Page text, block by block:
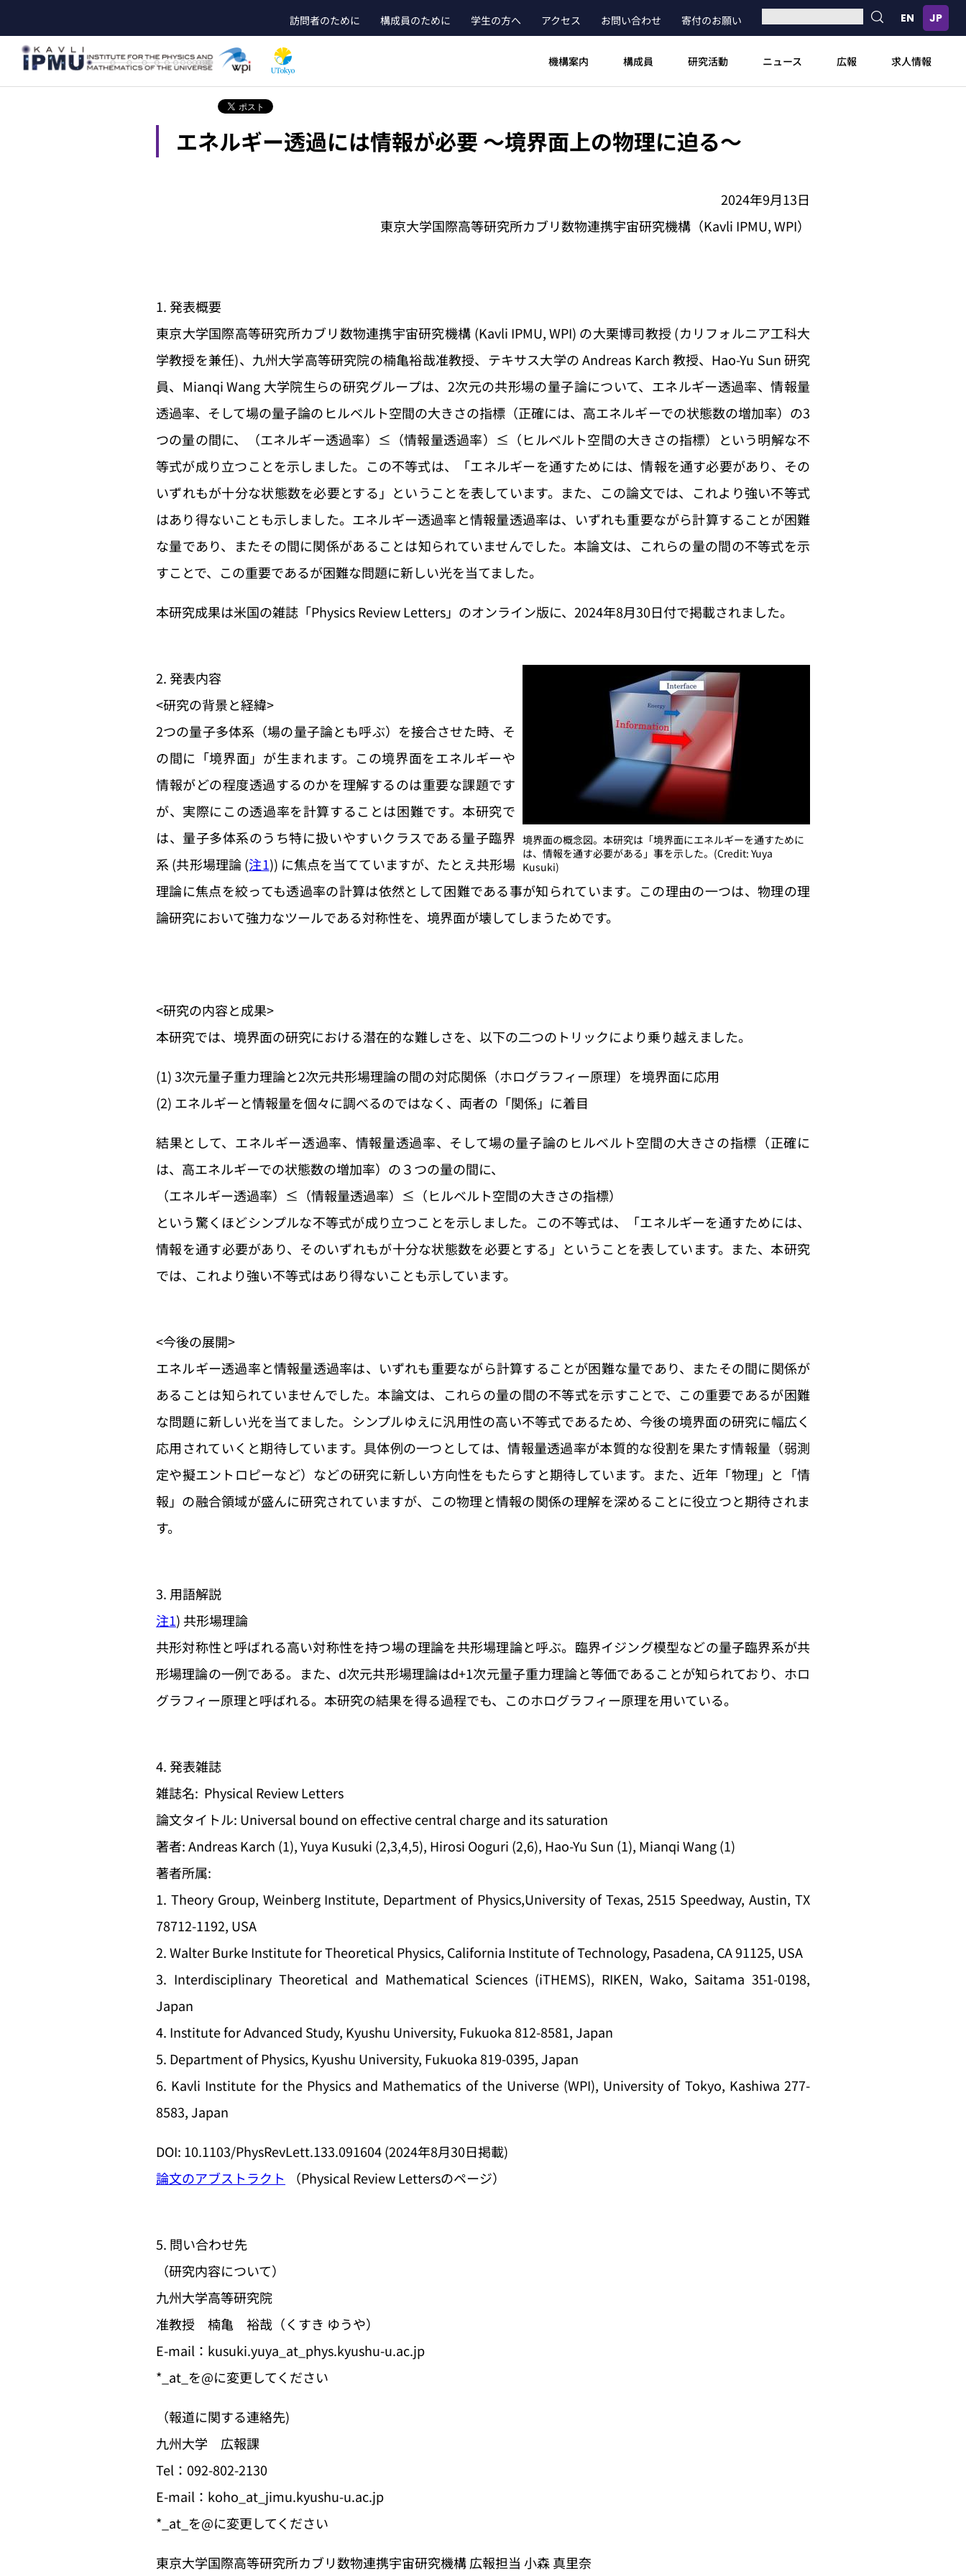
ン
テ
header_main_menu_contact
訪問者のために 構成員のために 学生の方へ アクセス お問い合わせ 寄付のお願い
機構案内 構成員 研究活動 ニュース 広報 求人情報
エネルギー透過には情報が必要 ～境界面上の物理に迫る～
2024年9月13日
東京大学国際高等研究所カブリ数物連携宇宙研究機構（Kavli IPMU, WPI）
1. 発表概要
東京大学国際高等研究所カブリ数物連携宇宙研究機構 (Kavli IPMU, WPI) の大栗博司教授 (カリフォルニア工科大
学教授を兼任)、九州大学高等研究院の楠亀裕哉准教授、テキサス大学の Andreas Karch 教授、Hao-Yu Sun 研究
員、Mianqi Wang 大学院生らの研究グループは、2次元の共形場の量子論について、エネルギー透過率、情報量
透過率、そして場の量子論のヒルベルト空間の大きさの指標（正確には、高エネルギーでの状態数の増加率）の3
つの量の間に、（エネルギー透過率）≤（情報量透過率）≤（ヒルベルト空間の大きさの指標）という明解な不
等式が成り立つことを示しました。この不等式は、「エネルギーを通すためには、情報を通す必要があり、その
いずれもが十分な状態数を必要とする」ということを表しています。また、この論文では、これより強い不等式
はあり得ないことも示しました。エネルギー透過率と情報量透過率は、いずれも重要ながら計算することが困難
な量であり、またその間に関係があることは知られていませんでした。本論文は、これらの量の間の不等式を示
すことで、この重要であるが困難な問題に新しい光を当てました。
本研究成果は米国の雑誌「Physics Review Letters」のオンライン版に、2024年8月30日付で掲載されました。
境界面の概念図。本研究は「境界面にエネルギーを通すために
は、情報を通す必要がある」事を示した。(Credit: Yuya
Kusuki)
2. 発表内容
<研究の背景と経緯>
2つの量子多体系（場の量子論とも呼ぶ）を接合させた時、そ
の間に「境界面」が生まれます。この境界面をエネルギーや
情報がどの程度透過するのかを理解するのは重要な課題です
が、実際にこの透過率を計算することは困難です。本研究で
は、量子多体系のうち特に扱いやすいクラスである量子臨界
系 (共形場理論 (注1)) に焦点を当てていますが、たとえ共形場
理論に焦点を絞っても透過率の計算は依然として困難である事が知られています。この理由の一つは、物理の理
論研究において強力なツールである対称性を、境界面が壊してしまうためです。
<研究の内容と成果>
本研究では、境界面の研究における潜在的な難しさを、以下の二つのトリックにより乗り越えました。
(1) 3次元量子重力理論と2次元共形場理論の間の対応関係（ホログラフィー原理）を境界面に応用
(2) エネルギーと情報量を個々に調べるのではなく、両者の「関係」に着目
結果として、エネルギー透過率、情報量透過率、そして場の量子論のヒルベルト空間の大きさの指標（正確に
は、高エネルギーでの状態数の増加率）の３つの量の間に、
（エネルギー透過率）≤（情報量透過率）≤（ヒルベルト空間の大きさの指標）
という驚くほどシンプルな不等式が成り立つことを示しました。この不等式は、「エネルギーを通すためには、
情報を通す必要があり、そのいずれもが十分な状態数を必要とする」ということを表しています。また、本研究
では、これより強い不等式はあり得ないことも示しています。
<今後の展開>
エネルギー透過率と情報量透過率は、いずれも重要ながら計算することが困難な量であり、またその間に関係が
あることは知られていませんでした。本論文は、これらの量の間の不等式を示すことで、この重要であるが困難
な問題に新しい光を当てました。シンプルゆえに汎用性の高い不等式であるため、今後の境界面の研究に幅広く
応用されていくと期待しています。具体例の一つとしては、情報量透過率が本質的な役割を果たす情報量（弱測
定や擬エントロピーなど）などの研究に新しい方向性をもたらすと期待しています。また、近年「物理」と「情
報」の融合領域が盛んに研究されていますが、この物理と情報の関係の理解を深めることに役立つと期待されま
す。
3. 用語解説
注1) 共形場理論
共形対称性と呼ばれる高い対称性を持つ場の理論を共形場理論と呼ぶ。臨界イジング模型などの量子臨界系が共
形場理論の一例である。また、d次元共形場理論はd+1次元量子重力理論と等価であることが知られており、ホロ
グラフィー原理と呼ばれる。本研究の結果を得る過程でも、このホログラフィー原理を用いている。
4. 発表雑誌
雑誌名: Physical Review Letters
論文タイトル: Universal bound on effective central charge and its saturation
著者: Andreas Karch (1), Yuya Kusuki (2,3,4,5), Hirosi Ooguri (2,6), Hao-Yu Sun (1), Mianqi Wang (1)
著者所属:
1. Theory Group, Weinberg Institute, Department of Physics,University of Texas, 2515 Speedway, Austin, TX
78712-1192, USA
2. Walter Burke Institute for Theoretical Physics, California Institute of Technology, Pasadena, CA 91125, USA
3. Interdisciplinary Theoretical and Mathematical Sciences (iTHEMS), RIKEN, Wako, Saitama 351-0198,
Japan
4. Institute for Advanced Study, Kyushu University, Fukuoka 812-8581, Japan
5. Department of Physics, Kyushu University, Fukuoka 819-0395, Japan
6. Kavli Institute for the Physics and Mathematics of the Universe (WPI), University of Tokyo, Kashiwa 277-
8583, Japan
DOI: 10.1103/PhysRevLett.133.091604 (2024年8月30日掲載)
論文のアブストラクト
（Physical Review Lettersのページ）
5. 問い合わせ先
（研究内容について）
九州大学高等研究院
准教授 楠亀 裕哉（くすき ゆうや）
E-mail：kusuki.yuya_at_phys.kyushu-u.ac.jp
*_at_を@に変更してください
（報道に関する連絡先)
九州大学 広報課
Tel：092-802-2130
E-mail：koho_at_jimu.kyushu-u.ac.jp
*_at_を@に変更してください
東京大学国際高等研究所カブリ数物連携宇宙研究機構 広報担当 小森 真里奈